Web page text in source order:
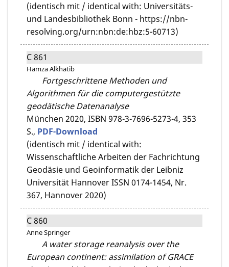
(identisch mit / identical with: Universitäts-
und Landesbibliothek Bonn - https://nbn-
resolving.org/urn:nbn:de:hbz:5-60713)
C 861
Hamza Alkhatib
Fortgeschrittene Methoden und
Algorithmen für die computergestützte
geodätische Datenanalyse
München 2020, ISBN 978-3-7696-5273-4, 353
S., PDF-Download
(identisch mit / identical with:
Wissenschaftliche Arbeiten der Fachrichtung
Geodäsie und Geoinformatik der Leibniz
Universität Hannover ISSN 0174-1454, Nr.
367, Hannover 2020)
C 860
Anne Springer
A water storage reanalysis over the
European continent: assimilation of GRACE